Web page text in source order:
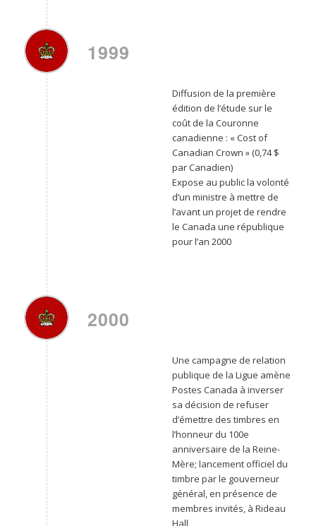
1999
Diffusion de la première
édition de l’étude sur le
coût de la Couronne
canadienne : « Cost of
Canadian Crown » (0,74 $
par Canadien)
Expose au public la volonté
d’un ministre à mettre de
l’avant un projet de rendre
le Canada une république
pour l’an 2000
2000
Une campagne de relation
publique de la Ligue amène
Postes Canada à inverser
sa décision de refuser
d’émettre des timbres en
l’honneur du 100e
anniversaire de la Reine-
Mère; lancement officiel du
timbre par le gouverneur
général, en présence de
membres invités, à Rideau
Hall